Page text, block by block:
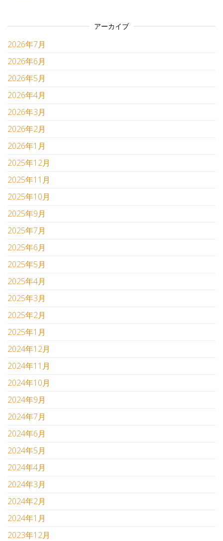
アーカイブ
2026年7月
2026年6月
2026年5月
2026年4月
2026年3月
2026年2月
2026年1月
2025年12月
2025年11月
2025年10月
2025年9月
2025年7月
2025年6月
2025年5月
2025年4月
2025年3月
2025年2月
2025年1月
2024年12月
2024年11月
2024年10月
2024年9月
2024年7月
2024年6月
2024年5月
2024年4月
2024年3月
2024年2月
2024年1月
2023年12月